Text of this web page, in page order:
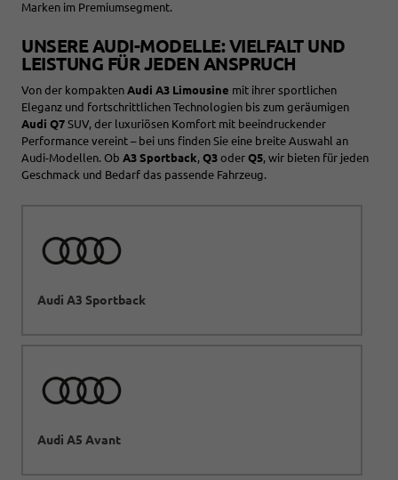
Marken im Premiumsegment.
UNSERE AUDI-MODELLE: VIELFALT UND
LEISTUNG FÜR JEDEN ANSPRUCH
Von der kompakten Audi A3 Limousine mit ihrer sportlichen
Eleganz und fortschrittlichen Technologien bis zum geräumigen
Audi Q7 SUV, der luxuriösen Komfort mit beeindruckender
Performance vereint – bei uns finden Sie eine breite Auswahl an
Audi-Modellen. Ob A3 Sportback, Q3 oder Q5, wir bieten für jeden
Geschmack und Bedarf das passende Fahrzeug.
Audi A3 Sportback
Audi A5 Avant